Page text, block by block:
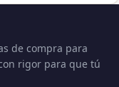
de compra para
rigor para que tú